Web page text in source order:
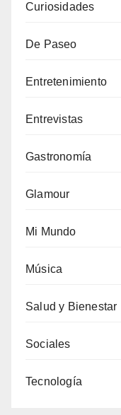
Curiosidades
De Paseo
Entretenimiento
Entrevistas
Gastronomía
Glamour
Mi Mundo
Música
Salud y Bienestar
Sociales
Tecnología